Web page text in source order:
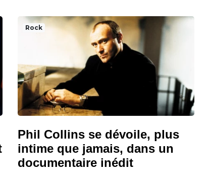
Rock
Phil Collins se dévoile, plus
intime que jamais, dans un
documentaire inédit